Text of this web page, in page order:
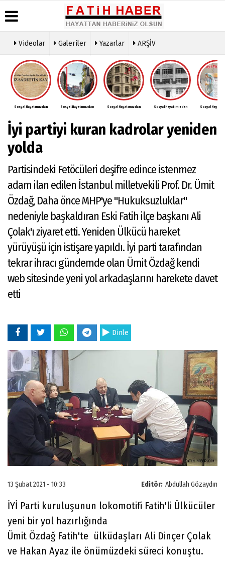
Haber
Arşivi
Günün
Haberleri
Biyografiler
Köşe
Yazarları
Video
Galeri
Foto
Künye
İletişim
Çerez
Politikası
İlkeleri
Videolar Galeriler Yazarlar ARŞİV
Sosyal Hayatımızdan Sosyal Hayatımızdan Sosyal Hayatımızdan Sosyal Hayatımızdan Sosyal
İyi partiyi kuran kadrolar yeniden
yolda
Partisindeki Fetöcüleri deşifre edince istenmez
adam ilan edilen İstanbul milletvekili Prof. Dr. Ümit
Özdağ, Daha önce MHP'ye "Hukuksuzluklar"
nedeniyle başkaldıran Eski Fatih ilçe başkanı Ali
Çolak'ı ziyaret etti. Yeniden Ülkücü hareket
yürüyüşü için istişare yapıldı. İyi parti tarafından
tekrar ihracı gündemde olan Ümit Özdağ kendi
web sitesinde yeni yol arkadaşlarını harekete davet
etti
Dinle
Editör: Abdullah Gözaydın
13 Şubat 2021 - 10:33
İYİ Parti kuruluşunun lokomotifi Fatih'li Ülkücüler
yeni bir yol hazırlığında
Ümit Özdağ Fatih'te ülküdaşları Ali Dinçer Çolak
ve Hakan Ayaz ile önümüzdeki süreci konuştu.